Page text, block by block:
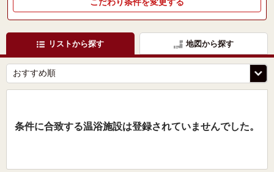
リストから探す 地図から探す
条件に合致する温浴施設は登録されていませんでした。